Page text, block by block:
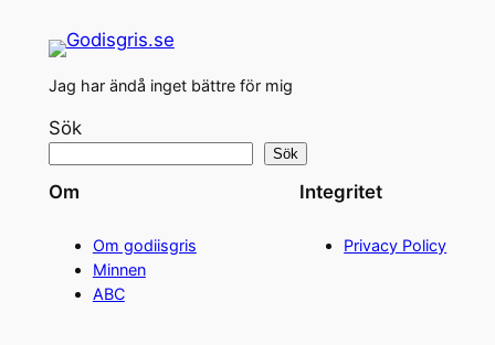
Jag har ändå inget bättre för mig
Sök
Sök
Om
Om godiisgris
Minnen
ABC
Integritet
Privacy Policy